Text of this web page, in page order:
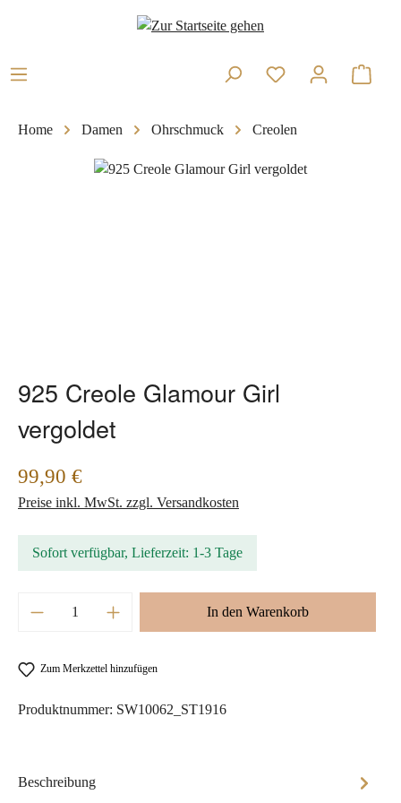
Zum Hauptinhalt springen
Home Damen Ohrschmuck Creolen
Bildergalerie überspringen
925 Creole Glamour Girl
vergoldet
Regulärer Preis:
99,90 €
Preise inkl. MwSt. zzgl. Versandkosten
Sofort verfügbar, Lieferzeit: 1-3 Tage
Produkt Anzahl: Gib den gewünschten Wert
In den Warenkorb
Zum Merkzettel hinzufügen
Produktnummer: SW10062_ST1916
Beschreibung